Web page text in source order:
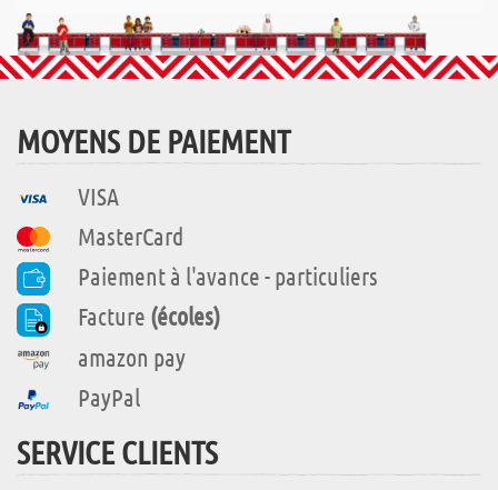
MOYENS DE PAIEMENT
VISA
MasterCard
Paiement à l'avance - particuliers
Facture (écoles)
amazon pay
PayPal
SERVICE CLIENTS